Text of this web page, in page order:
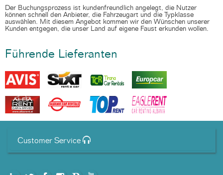
Der Buchungsprozess ist kundenfreundlich angelegt, die Nutzer
können schnell den Anbieter, die Fahrzeugart und die Typklasse
auswählen. Mit diesem Angebot kommen wir den Wünschen unserer
Kunden entgegen, die unser Land auf eigene Faust erkunden wollen.
Führende Lieferanten
Customer Service